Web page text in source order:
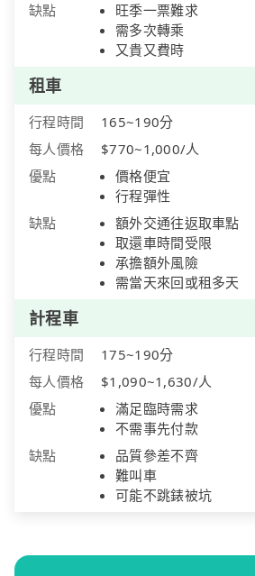
缺點
旺季一票難求
需多次轉乘
又貴又費時
租車
行程時間
165~190分
每人價格
$770~1,000/人
優點
價格便宜
行程彈性
缺點
額外交通往返取車點
取還車時間受限
承擔額外風險
需當天來回或租多天
計程車
行程時間
175~190分
每人價格
$1,090~1,630/人
優點
滿足臨時需求
不需事先付款
缺點
品質參差不齊
難叫車
可能不跳錶被坑